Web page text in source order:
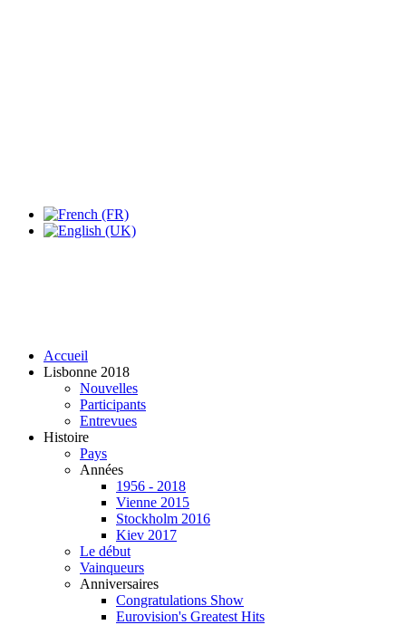
Accueil
Lisbonne 2018
Nouvelles
Participants
Entrevues
Histoire
Pays
Années
1956 - 2018
Vienne 2015
Stockholm 2016
Kiev 2017
Le début
Vainqueurs
Anniversaires
Congratulations Show
Eurovision's Greatest Hits